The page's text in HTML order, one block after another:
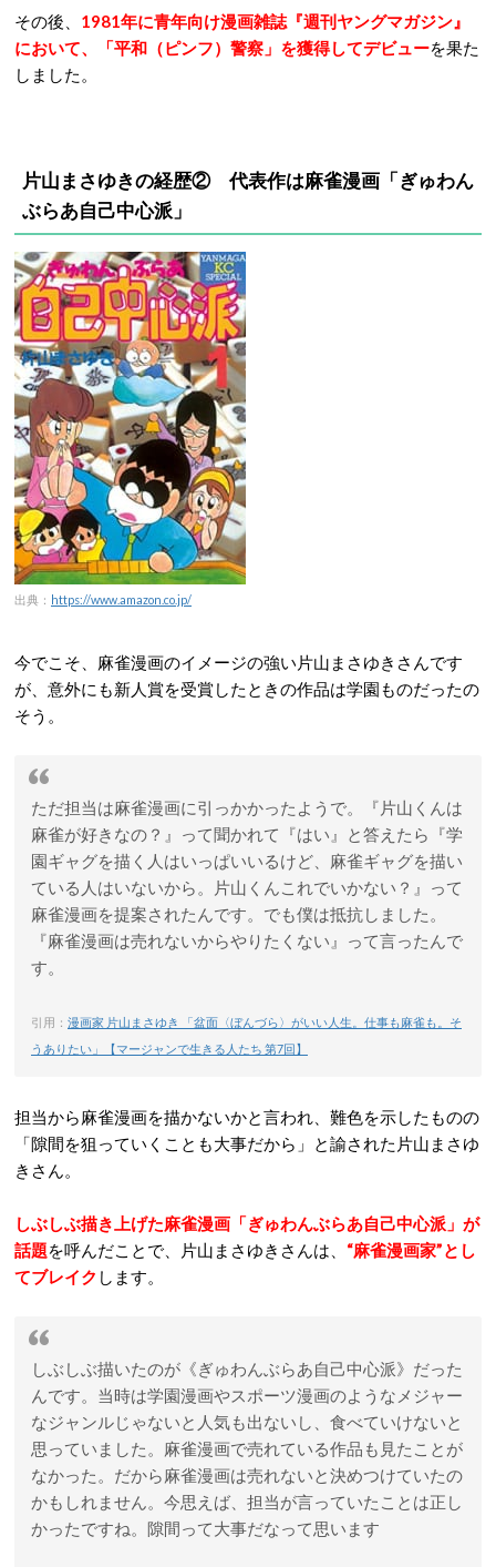
その後、 1981年に青年向け漫画雑誌『週刊ヤングマガジン』
において、「平和（ピンフ）警察」を獲得してデビューを果た
しました。
片山まさゆきの経歴② 代表作は麻雀漫画「ぎゅわん
ぶらあ自己中心派」
出典： https://www.amazon.co.jp/
今でこそ、麻雀漫画のイメージの強い片山まさゆきさんです
が、意外にも新人賞を受賞したときの作品は学園ものだったの
そう。
ただ担当は麻雀漫画に引っかかったようで。『片山くんは
麻雀が好きなの？』って聞かれて『はい』と答えたら『学
園ギャグを描く人はいっぱいいるけど、麻雀ギャグを描い
ている人はいないから。片山くんこれでいかない？』って
麻雀漫画を提案されたんです。でも僕は抵抗しました。
『麻雀漫画は売れないからやりたくない』って言ったんで
す。
引用： 漫画家 片山まさゆき 「盆面〈ぼんづら〉がいい人生。仕事も麻雀も。そ
うありたい」【マージャンで生きる人たち 第7回】
担当から麻雀漫画を描かないかと言われ、難色を示したものの
「隙間を狙っていくことも大事だから」と諭された片山まさゆ
きさん。
しぶしぶ描き上げた麻雀漫画「ぎゅわんぶらあ自己中心派」が
話題を呼んだことで、片山まさゆきさんは、 “麻雀漫画家”とし
てブレイク します。
しぶしぶ描いたのが《ぎゅわんぶらあ自己中心派》だった
んです。当時は学園漫画やスポーツ漫画のようなメジャー
なジャンルじゃないと人気も出ないし、食べていけないと
思っていました。麻雀漫画で売れている作品も見たことが
なかった。だから麻雀漫画は売れないと決めつけていたの
かもしれません。今思えば、担当が言っていたことは正し
かったですね。隙間って大事だなって思います